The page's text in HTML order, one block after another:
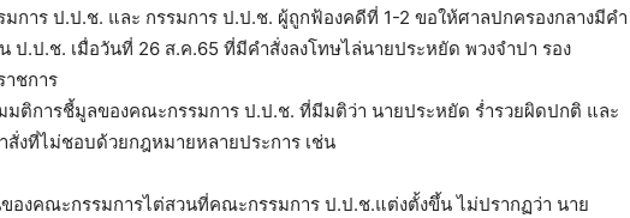
มการ ป.ป.ช. และ กรรมการ ป.ป.ช. ผู้ถูกฟ้องคดีที่ 1-2 ขอให้ศาลปกครองกลางมีคำ
ป.ป.ช. เมื่อวันที่ 26 ส.ค.65 ที่มีคำสั่งลงโทษไล่นายประหยัด พวงจำปา รอง
าชการ
มติการชี้มูลของคณะกรรมการ ป.ป.ช. ที่มีมติว่า นายประหยัด ร่ำรวยผิดปกติ และ
สั่งที่ไม่ชอบด้วยกฎหมายหลายประการ เช่น
ของคณะกรรมการไต่สวนที่คณะกรรมการ ป.ป.ช.แต่งตั้งขึ้น ไม่ปรากฏว่า นาย